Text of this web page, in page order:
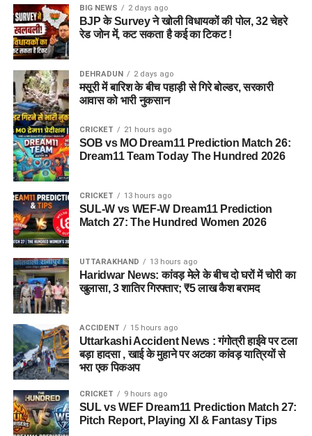
BIG NEWS 2 days ago
BJP के Survey ने खोली विधायकों की पोल, 32 चेहरे
रेड जोन में, कट सकता है कई का टिकट !
DEHRADUN 2 days ago
मसूरी में बारिश के बीच पहाड़ी से गिरे बोल्डर, सरकारी
आवास को भारी नुकसान
CRICKET 21 hours ago
SOB vs MO Dream11 Prediction Match 26:
Dream11 Team Today The Hundred 2026
CRICKET 13 hours ago
SUL-W vs WEF-W Dream11 Prediction
Match 27: The Hundred Women 2026
UTTARAKHAND 13 hours ago
Haridwar News: कांवड़ मेले के बीच दो घरों में चोरी का
खुलासा, 3 शातिर गिरफ्तार; ₹5 लाख कैश बरामद
ACCIDENT 15 hours ago
Uttarkashi Accident News : गंगोत्री हाईवे पर टला
बड़ा हादसा , खाई के मुहाने पर अटका कांवड़ यात्रियों से
भरा एक पिकअप
CRICKET 9 hours ago
SUL vs WEF Dream11 Prediction Match 27:
Pitch Report, Playing XI & Fantasy Tips